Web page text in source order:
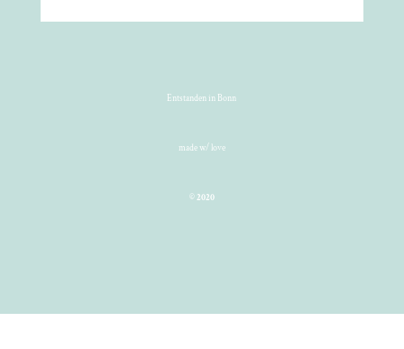
Entstanden in Bonn
made w/ love
©2020